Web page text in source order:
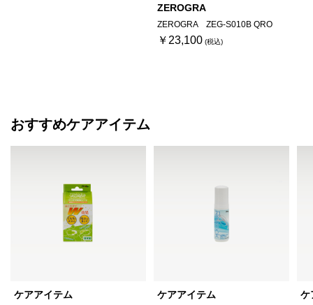
ZEROGRA
ZEROGRA ZEG-S010B QRO
￥23,100
おすすめケアアイテム
ケアアイテム ケアアイテム ケ